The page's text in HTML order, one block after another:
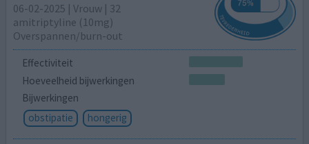
06-02-2025 | Vrouw | 32
amitriptyline (10mg)
Overspannen/burn-out
Effectiviteit
Hoeveelheid bijwerkingen
Bijwerkingen
obstipatie
hongerig